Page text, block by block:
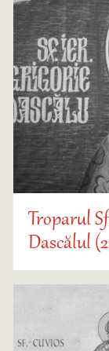
Troparul
Dascălul